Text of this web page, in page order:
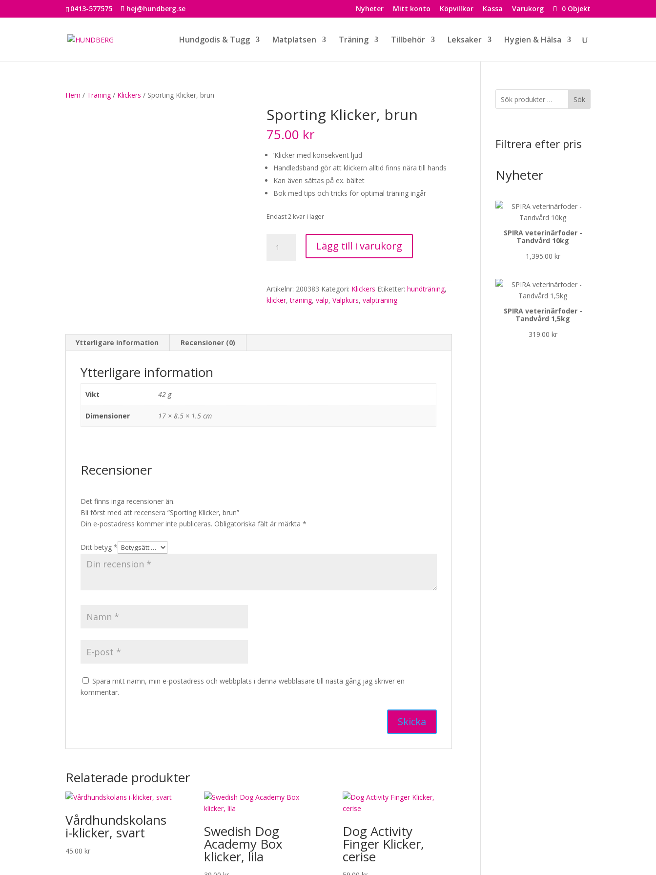
0413-577575 hej@hundberg.se Nyheter Mitt konto Köpvillkor Kassa Varukorg 0 Objekt
Hundgodis & Tugg Matplatsen Träning Tillbehör Leksaker Hygien & Hälsa
Hem / Träning/ Klickers / Sporting Klicker, brun
Sporting Klicker, brun
75.00 kr
’Klicker med konsekvent ljud
Handledsband gör att klickern alltid finns nära till hands
Kan även sättas på ex. bältet
Bok med tips och tricks för optimal träning ingår
Endast 2 kvar i lager
Klicker,
Lägg till i varukorg
Artikelnr: 200383 Kategori: Klickers Etiketter:hundträning,
klicker,träning,valp,Valpkurs,valpträning
Ytterligare information Recensioner (0)
Ytterligare information
Vikt 42 g
Dimensioner 17 × 8.5 × 1.5 cm
Recensioner
Det finns inga recensioner än.
Bli först med att recensera ”Sporting Klicker, brun”
Din e-postadress kommer inte publiceras. Obligatoriska fält är märkta*
Ditt betyg*
Spara mitt namn, min e-postadress och webbplats i denna webbläsare till nästa gång jag skriver en
kommentar.
Relaterade produkter
Vårdhundskolans
i-klicker, svart
45.00kr
Swedish Dog
Academy Box
klicker, lila
Dog Activity
Finger Klicker,
cerise
Sök
Filtrera efter pris
Nyheter
SPIRA veterinärfoder -
Tandvård 10kg
1,395.00 kr
SPIRA veterinärfoder -
Tandvård 1,5kg
319.00 kr